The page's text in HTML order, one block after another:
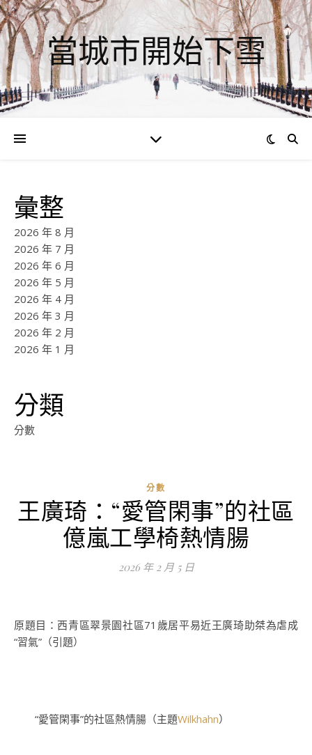
當城市開始下雪
彙整
2026 年 8 月
2026 年 7 月
2026 年 6 月
2026 年 5 月
2026 年 4 月
2026 年 3 月
2026 年 2 月
2026 年 1 月
分類
分數
分數
王廣琦：“愛管閑事”的社區
億嵐工學椅熱情腸
2026 年 2 月 5 日
原題目：西青區翠景園社區71歲居平易近王廣琦助桀為虐成
“習氣”（引題）
“愛管閑事”的社區熱情腸（主題Wilkhahn）